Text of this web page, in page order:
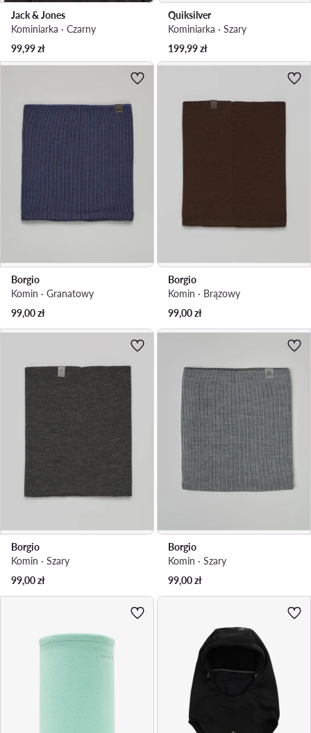
Jack & Jones
Kominiarka · Czarny
99,99zł
Quiksilver
Kominiarka · Szary
199,99zł
Borgio
Komin · Granatowy
99,00zł
Borgio
Komin · Brązowy
99,00zł
Borgio
Komin · Szary
99,00zł
Borgio
Komin · Szary
99,00zł